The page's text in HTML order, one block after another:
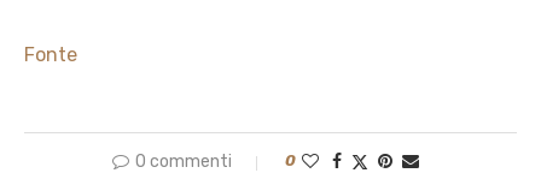
Fonte
0 commenti 0